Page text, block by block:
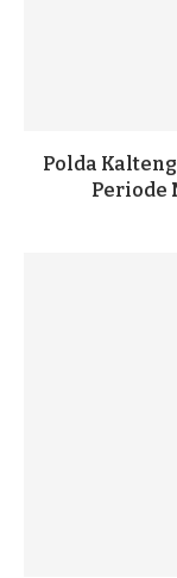
Polda
Periode